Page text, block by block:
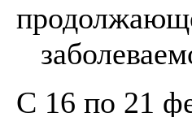
С 16 по 21